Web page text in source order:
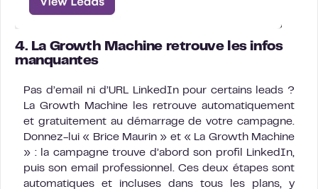
4. La Growth Machine retrouve les infos
manquantes
Pas d’email ni d’URL LinkedIn pour certains leads ?
La Growth Machine les retrouve automatiquement
et gratuitement au démarrage de votre campagne.
Donnez-lui « Brice Maurin » et « La Growth Machine
» : la campagne trouve d’abord son profil LinkedIn,
puis son email professionnel. Ces deux étapes sont
automatiques et incluses dans tous les plans, y